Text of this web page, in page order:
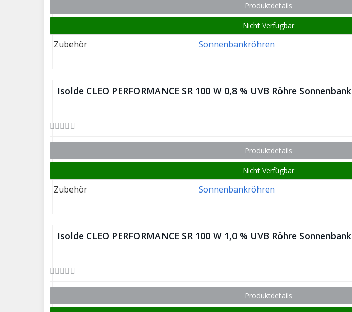
Produktdetails
Nicht Verfügbar
Zubehör Sonnenbankröhren
Isolde CLEO PERFORMANCE SR 100 W 0,8 % UVB Röhre Sonnenbank
Produktdetails
Nicht Verfügbar
Zubehör Sonnenbankröhren
Isolde CLEO PERFORMANCE SR 100 W 1,0 % UVB Röhre Sonnenbank
Produktdetails